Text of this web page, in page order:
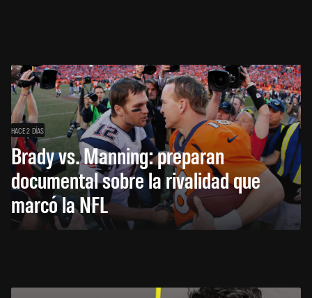
HACE 2 DÍAS
Brady vs. Manning: preparan
documental sobre la rivalidad que
marcó la NFL